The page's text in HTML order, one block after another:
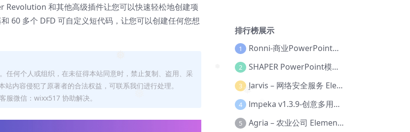
❅ ❅
和其他高级插件让您可以快速轻松地创建项
60 多个 DFD 可自定义短代码，让您可以创建任何您想
任何个人或组织，在未征得本站同意时，禁止复制、盗用、采
内容侵犯了原著者的合法权益，可联系我们进行处理。
服微信：wixx517 协助解决。
排行榜展示
1 Ronni-商业PowerPoint模板【Dc-0077】
2 SHAPER PowerPoint模板【Dc-0184】
3 Jarvis – 网络安全服务 Elementor 模板套件【Aa-0035】
4 lmpeka v1.3.9-创意多用途 WordPress 主题【Be-0064】
5 Agria – 农业公司 Elementor Pro 模板套件【Aa-0003】